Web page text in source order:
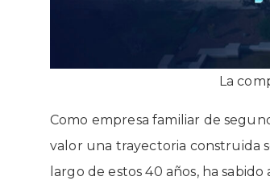
La
Como empresa familiar de
valor una trayectoria construida
largo de estos 40 años, ha